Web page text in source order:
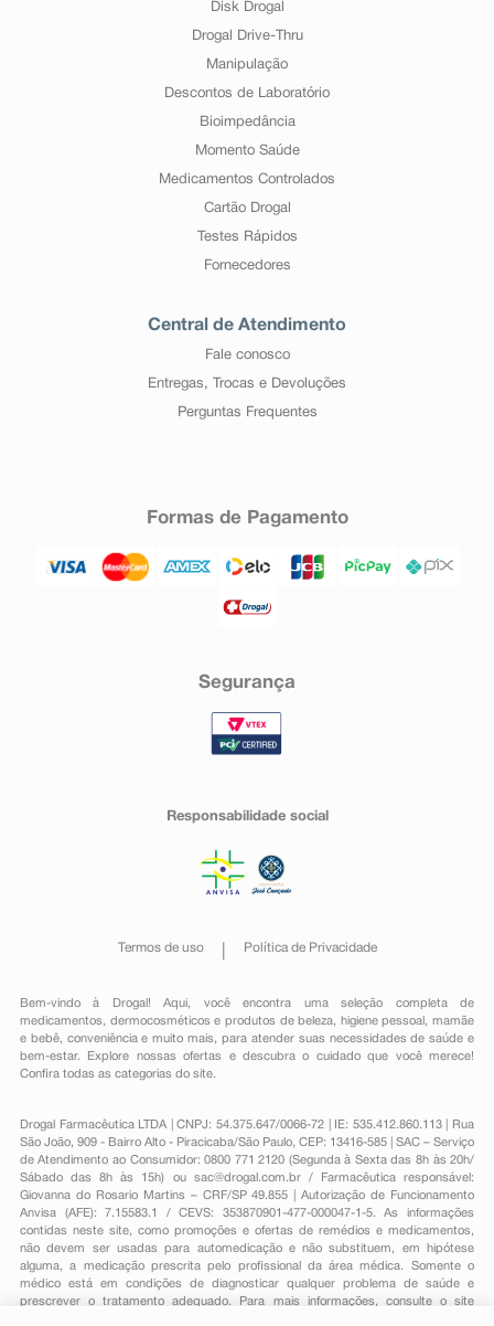
Disk Drogal
Drogal Drive-Thru
Manipulação
Descontos de Laboratório
Bioimpedância
Momento Saúde
Medicamentos Controlados
Cartão Drogal
Testes Rápidos
Fornecedores
Central de Atendimento
Fale conosco
Entregas, Trocas e Devoluções
Perguntas Frequentes
Formas de Pagamento
Segurança
Responsabilidade social
Termos de uso Política de Privacidade
Bem-vindo à Drogal! Aqui, você encontra uma seleção completa de
medicamentos , dermocosméticos e produtos de beleza, higiene pessoal ,mamãe
e bebê, conveniênciae muito mais, para atender suas necessidades de saúde e
bem-estar. Explore nossas ofertas e descubra o cuidado que você merece!
Confira todas as categorias do site.
Drogal Farmacêutica LTDA | CNPJ: 54.375.647/0066-72 | IE: 535.412.860.113 | Rua
São João, 909 - Bairro Alto - Piracicaba/São Paulo, CEP: 13416-585 | SAC – Serviço
de Atendimento ao Consumidor: 0800 771 2120 (Segunda à Sexta das 8h às 20h/
Sábado das 8h às 15h) ou sac@drogal.com.br/ Farmacêutica responsável:
Giovanna do Rosario Martins – CRF/SP 49.855 | Autorização de Funcionamento
Anvisa (AFE): 7.15583.1 / CEVS: 353870901-477-000047-1-5. As informações
contidas neste site, como promoções e ofertas de remédios e medicamentos,
não devem ser usadas para automedicação e não substituem, em hipótese
alguma, a medicação prescrita pelo profissional da área médica. Somente o
médico está em condições de diagnosticar qualquer problema de saúde e
prescrever o tratamento adequado. Para mais informações, consulte o site